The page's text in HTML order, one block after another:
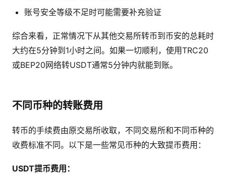
账号安全等级不足时可能需要补充验证
综合来看，正常情况下从其他交易所转币到币安的总耗时
大约在5分钟到1小时之间。如果一切顺利，使用TRC20
或BEP20网络转USDT通常5分钟内就能到账。
不同币种的转账费用
转币的手续费由原交易所收取，不同交易所和不同币种的
收费标准不同。以下是一些常见币种的大致提币费用：
USDT提币费用：